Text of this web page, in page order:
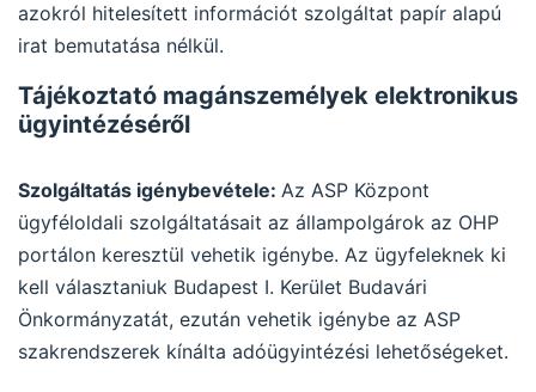
azokról hitelesített információt szolgáltat papír alapú
irat bemutatása nélkül.
Tájékoztató magánszemélyek elektronikus
ügyintézéséről
Szolgáltatás igénybevétele: Az ASP Központ
ügyféloldali szolgáltatásait az állampolgárok az OHP
portálon keresztül vehetik igénybe. Az ügyfeleknek ki
kell választaniuk Budapest I. Kerület Budavári
Önkormányzatát, ezután vehetik igénybe az ASP
szakrendszerek kínálta adóügyintézési lehetőségeket.